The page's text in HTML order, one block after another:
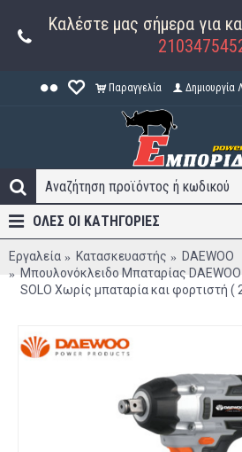
Καλέστε μας σήμερα για
Παραγγελία Δημιουργία
ΟΛΕΣ ΟΙ ΚΑΤΗΓΟΡΊΕΣ
Εργαλεία Κατασκευαστής
DAEWOO
Μπουλονόκλειδο Μπαταρίας
SOLO Χωρίς μπαταρία και φορτιστή (